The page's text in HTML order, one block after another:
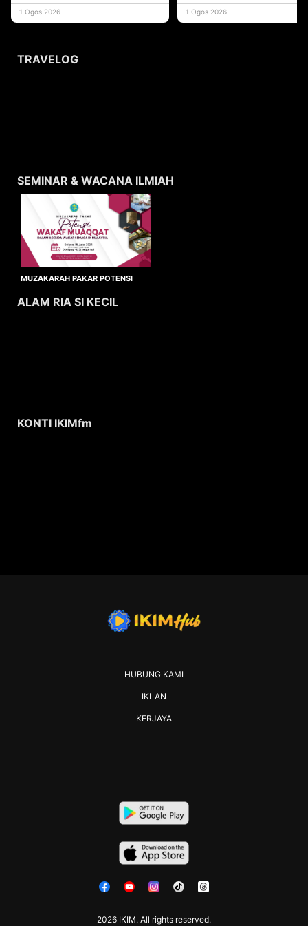
yang memberi ma
1 Ogos 2026
1 Ogos 2026
TRAVELOG
SEMINAR & WACANA ILMIAH
MUZAKARAH PAKAR POTENSI
ALAM RIA SI KECIL
KONTI IKIMfm
2026 IKIM. All rights reserved.
HUBUNG KAMI
IKLAN
KERJAYA